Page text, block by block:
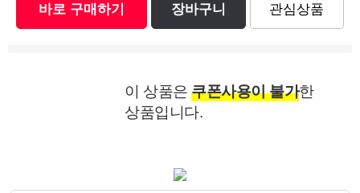
바로 구매하기 장바구니 관심상품
이 상품은 쿠폰사용이 불가한
상품입니다.